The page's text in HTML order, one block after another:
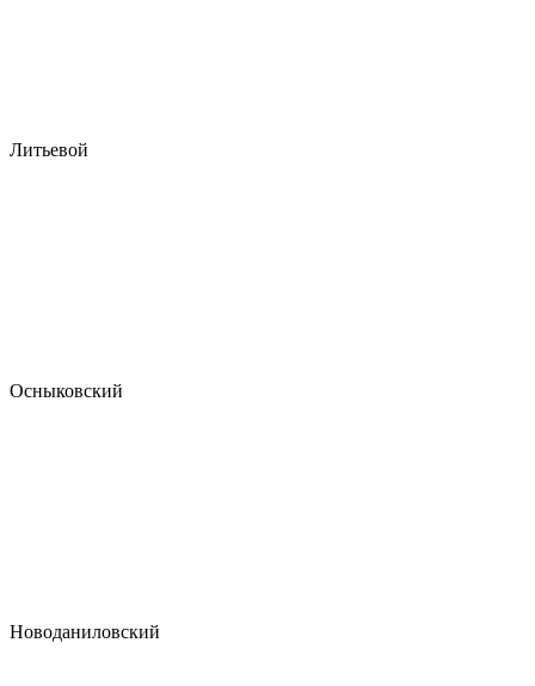
Литьевой
Осныковский
Новоданиловский